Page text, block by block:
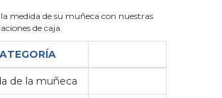
medida de su muñeca con nuestras
de caja.
de la muñeca